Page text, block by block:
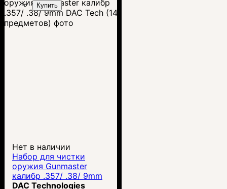
Купить
Нет в наличии
Набор для чистки
оружия Gunmaster
калибр .357/ .38/ 9mm
DAC Tech (14
DAC Technologies